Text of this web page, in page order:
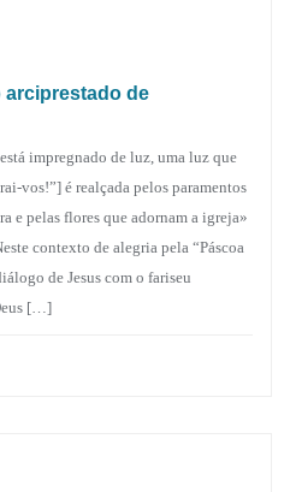
arciprestado de
impregnado de luz, uma luz que
vos!”] é realçada pelos paramentos
e pelas flores que adornam a igreja»
contexto de alegria pela “Páscoa
de Jesus com o fariseu
[…]